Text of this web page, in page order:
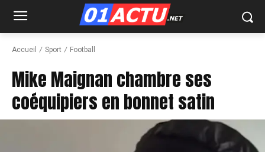
Accueil Sport Football
Mike Maignan chambre ses
coéquipiers en bonnet satin